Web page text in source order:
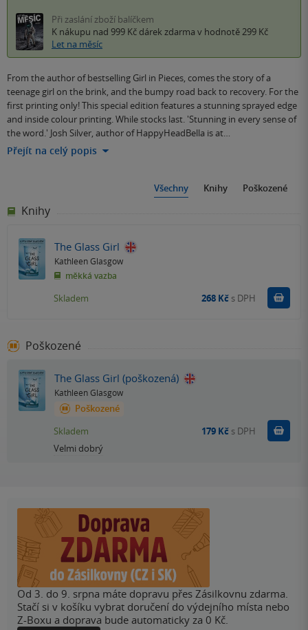
Při zaslání zboží balíčkem
K nákupu nad 999 Kč dárek zdarma v hodnotě 299 Kč
Let na měsíc
From the author of bestselling Girl in Pieces, comes the story of a
teenage girl on the brink, and the bumpy road back to recovery. For the
first printing only! This special edition features a stunning sprayed edge
and inside colour printing. While stocks last. 'Stunning in every sense of
the word.' Josh Silver, author of HappyHeadBella is at…
Přejít na celý popis
Všechny Knihy Poškozené
Knihy
The Glass Girl
Kathleen Glasgow
měkká vazba
Skladem 268 Kč s DPH
Poškozené
The Glass Girl (poškozená)
Kathleen Glasgow
Poškozené
Velmi dobrý
Skladem 179 Kč s DPH
Od 3. do 9. srpna máte dopravu přes Zásilkovnu zdarma.
Stačí si v košíku vybrat doručení do výdejního místa nebo
Z-Boxu a doprava bude automaticky za 0 Kč.